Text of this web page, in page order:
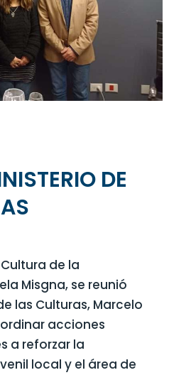
DE
de la
Misgna, se reunió
las Culturas, Marcelo
acciones
a reforzar la
local y el área de